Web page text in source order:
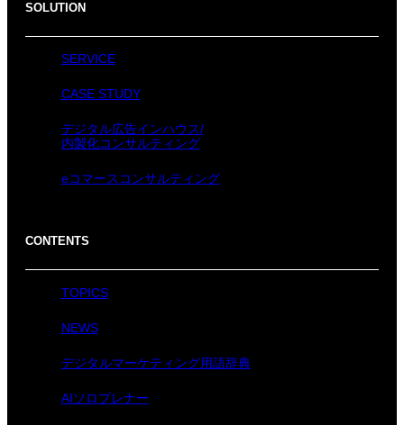
SOLUTION
SERVICE
CASE STUDY
デジタル広告インハウス/
内製化コンサルティング
eコマースコンサルティング
CONTENTS
TOPICS
NEWS
デジタルマーケティング用語辞典
AIソロプレナー